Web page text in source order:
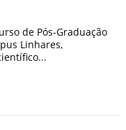
de Pós-Graduação
Linhares,